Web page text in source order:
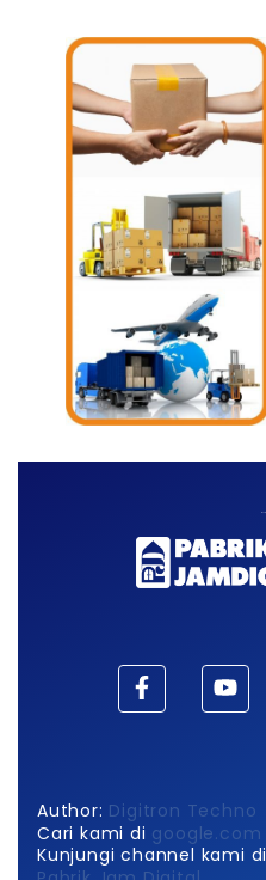
Author: Digitron Techno
Cari kami di google.com
Kunjungi channel kami di